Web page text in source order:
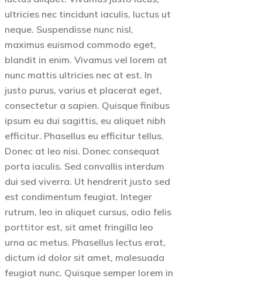
ultricies nec tincidunt iaculis, luctus ut
neque. Suspendisse nunc nisl,
maximus euismod commodo eget,
blandit in enim. Vivamus vel lorem at
nunc mattis ultricies nec at est. In
justo purus, varius et placerat eget,
consectetur a sapien. Quisque finibus
ipsum eu dui sagittis, eu aliquet nibh
efficitur. Phasellus eu efficitur tellus.
Donec at leo nisi. Donec consequat
porta iaculis. Sed convallis interdum
dui sed viverra. Ut hendrerit justo sed
est condimentum feugiat. Integer
rutrum, leo in aliquet cursus, odio felis
porttitor est, sit amet fringilla leo
urna ac metus. Phasellus lectus erat,
dictum id dolor sit amet, malesuada
feugiat nunc. Quisque semper lorem in